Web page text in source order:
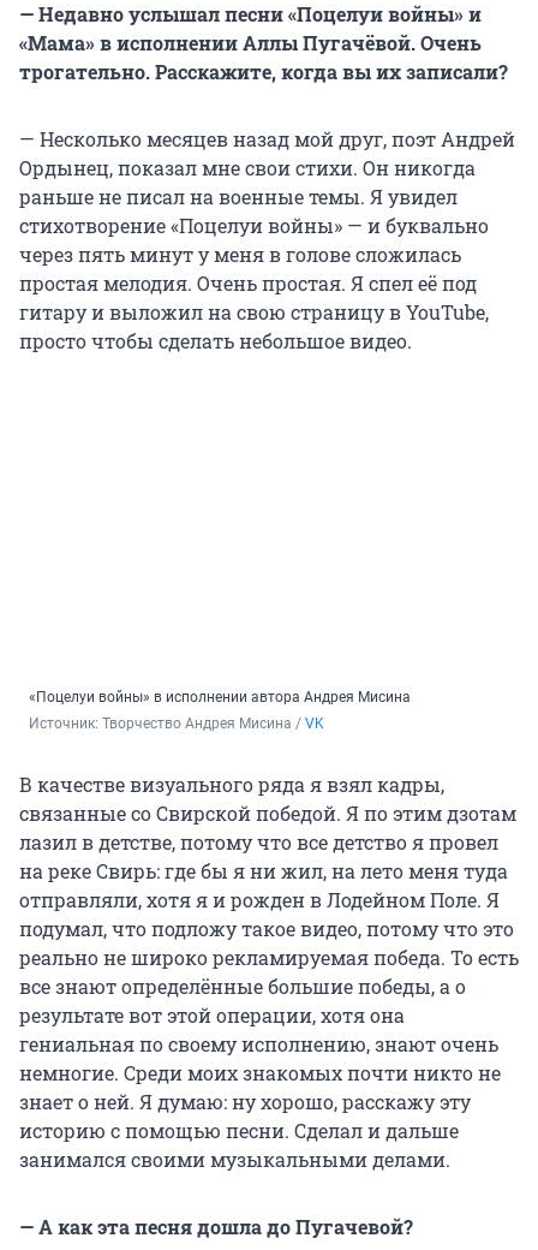
— Недавно услышал песни «Поцелуи войны» и
«Мама» в исполнении Аллы Пугачёвой. Очень
трогательно. Расскажите, когда вы их записали?
— Несколько месяцев назад мой друг, поэт Андрей
Ордынец, показал мне свои стихи. Он никогда
раньше не писал на военные темы. Я увидел
стихотворение «Поцелуи войны» — и буквально
через пять минут у меня в голове сложилась
простая мелодия. Очень простая. Я спел её под
гитару и выложил на свою страницу в YouTube,
просто чтобы сделать небольшое видео.
«Поцелуи войны» в исполнении автора Андрея Мисина
Источник: Творчество Андрея Мисина / VK
В качестве визуального ряда я взял кадры,
связанные со Свирской победой. Я по этим дзотам
лазил в детстве, потому что все детство я провел
на реке Свирь: где бы я ни жил, на лето меня туда
отправляли, хотя я и рожден в Лодейном Поле. Я
подумал, что подложу такое видео, потому что это
реально не широко рекламируемая победа. То есть
все знают определённые большие победы, а о
результате вот этой операции, хотя она
гениальная по своему исполнению, знают очень
немногие. Среди моих знакомых почти никто не
знает о ней. Я думаю: ну хорошо, расскажу эту
историю с помощью песни. Сделал и дальше
занимался своими музыкальными делами.
— А как эта песня дошла до Пугачевой?